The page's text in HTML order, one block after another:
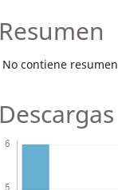
Resumen
No contiene resumen
Descargas